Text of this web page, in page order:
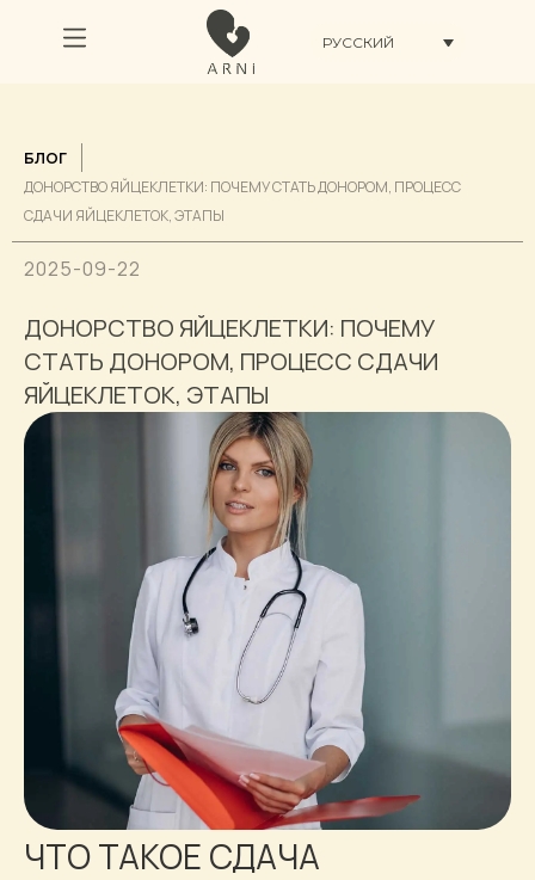
РУССКИЙ
БЛОГ
ДОНОРСТВО ЯЙЦЕКЛЕТКИ: ПОЧЕМУ СТАТЬ ДОНОРОМ, ПРОЦЕСС
СДАЧИ ЯЙЦЕКЛЕТОК, ЭТАПЫ
2025-09-22
ДОНОРСТВО ЯЙЦЕКЛЕТКИ: ПОЧЕМУ
СТАТЬ ДОНОРОМ, ПРОЦЕСС СДАЧИ
ЯЙЦЕКЛЕТОК, ЭТАПЫ
ЧТО ТАКОЕ СДАЧА